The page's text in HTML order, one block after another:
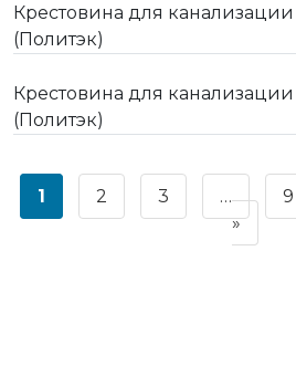
Крестовина для канализации
(Политэк)
Крестовина для канализации
(Политэк)
1 2 3 … 9
»